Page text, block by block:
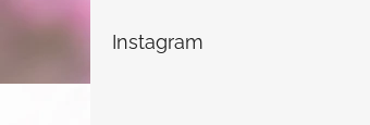
Instagram